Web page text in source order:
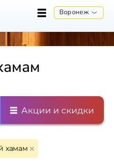
Воронеж
Акции и скидки
хамам